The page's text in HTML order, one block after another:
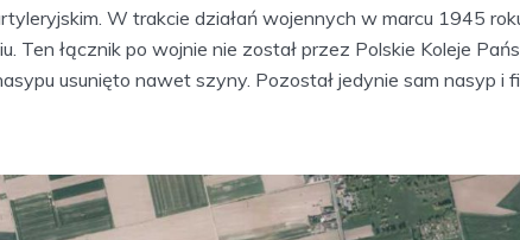
W trakcie działań wojennych w marcu 1945
Ten łącznik po wojnie nie został przez Polskie Koleje
usunięto nawet szyny. Pozostał jedynie sam nasyp i